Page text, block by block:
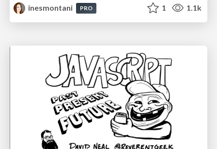
inesmontani
PRO 1 1.1k